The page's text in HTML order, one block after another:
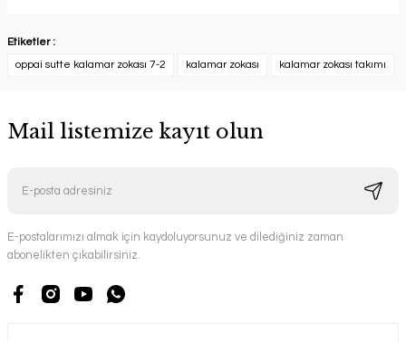
Etiketler :
oppai sutte kalamar zokası 7-2
kalamar zokası kalamar zokası takımı
Mail listemize kayıt olun
E-postalarımızı almak için kaydoluyorsunuz ve dilediğiniz zaman
abonelikten çıkabilirsiniz.